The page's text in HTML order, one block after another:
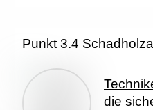
Punkt 3.4
die